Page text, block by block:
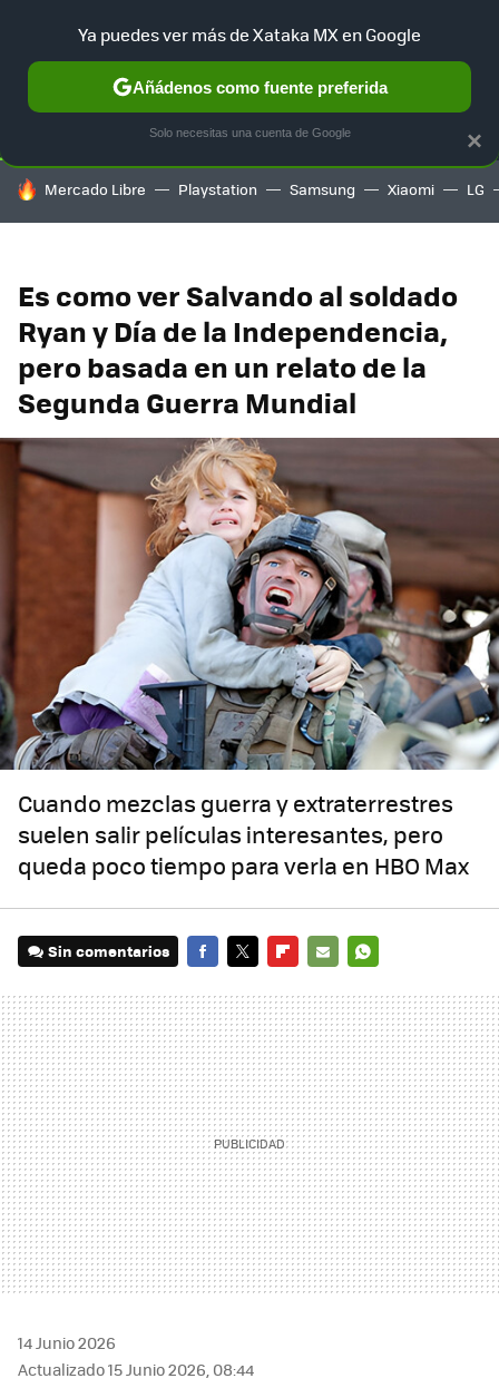
SELECCIÓN GAMING HOME AUTO TERRITORIO
HOY SE HABLA DE
Mercado Libre Playstation Samsung Xiaomi LG
Es como ver Salvando al soldado
Ryan y Día de la Independencia,
pero basada en un relato de la
Segunda Guerra Mundial
Cuando mezclas guerra y extraterrestres
suelen salir películas interesantes, pero
queda poco tiempo para verla en HBO Max
Sin comentarios
MAIL
14 Junio 2026
Actualizado 15 Junio 2026, 08:44
×
Ya puedes ver más de Xataka MX en Google
Añádenos como fuente preferida
Solo necesitas una cuenta de Google